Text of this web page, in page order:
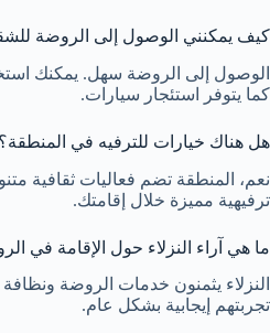
كيف يمكنني الوصول إلى الروضة
الوصول إلى الروضة سهل. يمكنك
كما يتوفر استئجار سيارات.
هل هناك خيارات للترفيه في المنطقة؟
نعم، المنطقة تضم فعاليات ثقافية
ترفيهية مميزة خلال إقامتك.
ما هي آراء النزلاء حول الإقامة في
النزلاء يثمنون خدمات الروضة
تجربتهم إيجابية بشكل عام.